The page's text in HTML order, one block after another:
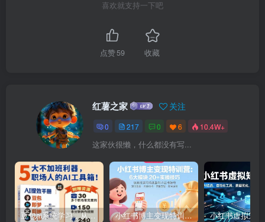
喜欢就支持一下吧
点赞59 收藏
红薯之家 关注
0 217 0 6 10.4W+
这家伙很懒，什么都没有写...
豆包ai系统学习，从小白到高手系列 小红书博主变现特训营：6大模块20+实操技巧 快速打造可持续盈利小红书账号